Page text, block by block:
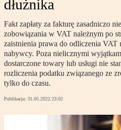
dłużnika
Fakt zapłaty za fakturę zasadniczo
zobowiązania w VAT należnym po
zaistnienia prawa do odliczenia VAT
nabywcy. Poza nielicznymi
dostarczone towary lub usługi nie
rozliczenia podatku związanego ze
tylko do czasu.
Publikacja: 31.05.2022 23:02